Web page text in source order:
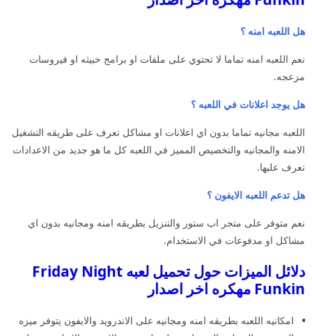
هل اللعبه امنه ؟
نعم اللعبه امنه تماما لا تحتوي على ملفات او برامج خبيثه او فيروسات
مزعجه.
هل يوجد اعلانات في اللعبه ؟
اللعبه مجانيه تماما بدون اي اعلانات او مشاكل تعرف على طريقه التشغيل
الامنه والمجانيه والتخصيص المميز في اللعبه كل ما هو جديد من الاعدادات
تعرف عليها.
هل تدعم اللعبه الايفون ؟
نعم متوفر على متجر اب ستور والتنزيل بطريقه امنه ومجانيه بدون اي
مشاكل او مدفوعات في الاستخدام.
دلائل الميزات حول تحميل لعبه Friday Night
Funkin مهكره اخر اصدار
امكانيه اللعبه بطريقه امنه ومجانيه على الاندرويد والايفون يتوفر ميزه